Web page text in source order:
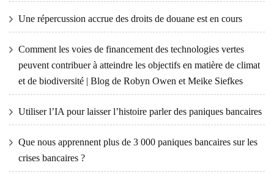
Une répercussion accrue des droits de douane est en cours
Comment les voies de financement des technologies vertes
peuvent contribuer à atteindre les objectifs en matière de climat
et de biodiversité | Blog de Robyn Owen et Meike Siefkes
Utiliser l’IA pour laisser l’histoire parler des paniques bancaires
Que nous apprennent plus de 3 000 paniques bancaires sur les
crises bancaires ?